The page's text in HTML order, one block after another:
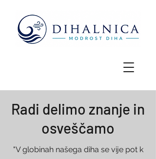
Radi delimo znanje in
osveščamo
"V globinah našega diha se vije pot k